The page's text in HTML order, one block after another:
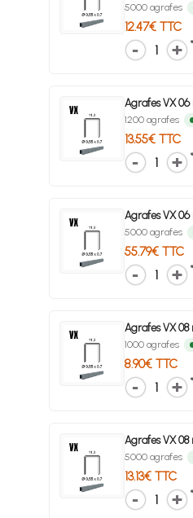
5000 agrafes
12.47€ TTC
1
Agrafes VX
1200 agrafes
13.55€ TTC
1
Agrafes VX
5000 agrafes
55.79€ TTC
1
Agrafes VX
1000 agrafes
8.90€ TTC
1
Agrafes VX
5000 agrafes
13.13€ TTC
1